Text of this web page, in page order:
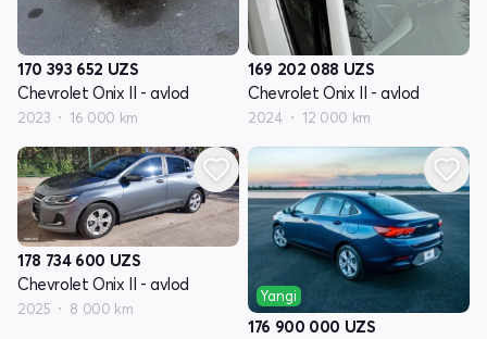
170 393 652 UZS
Chevrolet Onix II - avlod
2023 16 000 km
169 202 088 UZS
Chevrolet Onix II - avlod
2024 12 000 km
178 734 600 UZS
Chevrolet Onix II - avlod
2025 8 000 km
Yangi
176 900 000 UZS